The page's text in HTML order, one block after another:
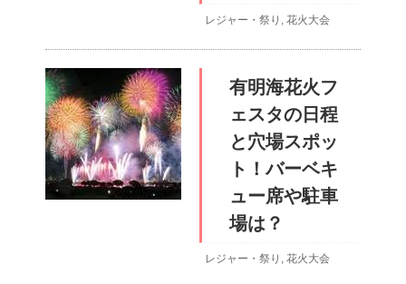
レジャー・祭り , 花火大会
有明海花火フ
ェスタの日程
と穴場スポッ
ト！バーベキ
ュー席や駐車
場は？
レジャー・祭り , 花火大会